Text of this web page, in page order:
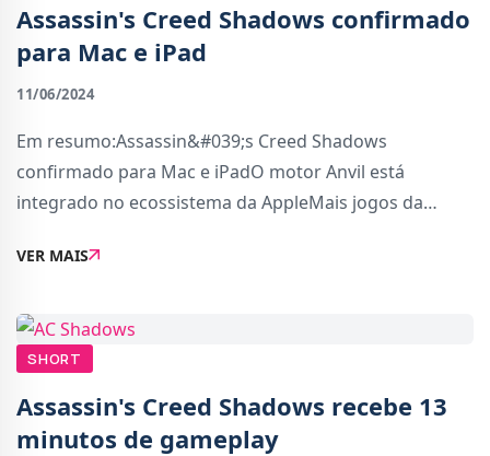
Assassin's Creed Shadows confirmado
para Mac e iPad
11/06/2024
Em resumo:Assassin&#039;s Creed Shadows
confirmado para Mac e iPadO motor Anvil está
integrado no ecossistema da AppleMais jogos da
vez mais investida nos videojogos para Mac e um sinal
VER MAIS
SHORT
Assassin's Creed Shadows recebe 13
minutos de gameplay